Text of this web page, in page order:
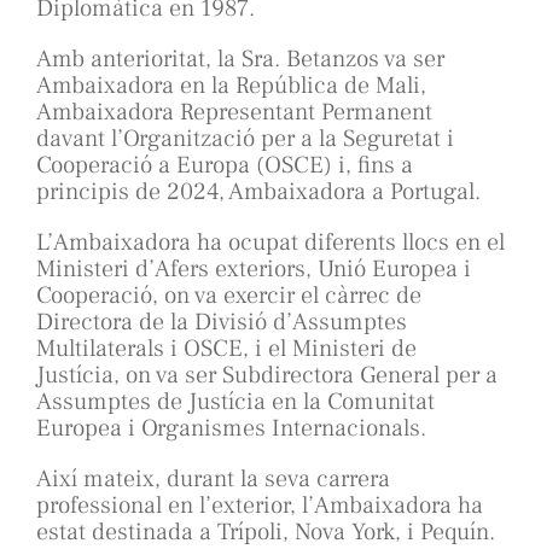
Diplomàtica en 1987.
Amb anterioritat, la Sra. Betanzos va ser
Ambaixadora en la República de Mali,
Ambaixadora Representant Permanent
davant l’Organització per a la Seguretat i
Cooperació a Europa (OSCE) i, fins a
principis de 2024, Ambaixadora a Portugal.
L’Ambaixadora ha ocupat diferents llocs en el
Ministeri d’Afers exteriors, Unió Europea i
Cooperació, on va exercir el càrrec de
Directora de la Divisió d’Assumptes
Multilaterals i OSCE, i el Ministeri de
Justícia, on va ser Subdirectora General per a
Assumptes de Justícia en la Comunitat
Europea i Organismes Internacionals.
Així mateix, durant la seva carrera
professional en l’exterior, l’Ambaixadora ha
estat destinada a Trípoli, Nova York, i Pequín.